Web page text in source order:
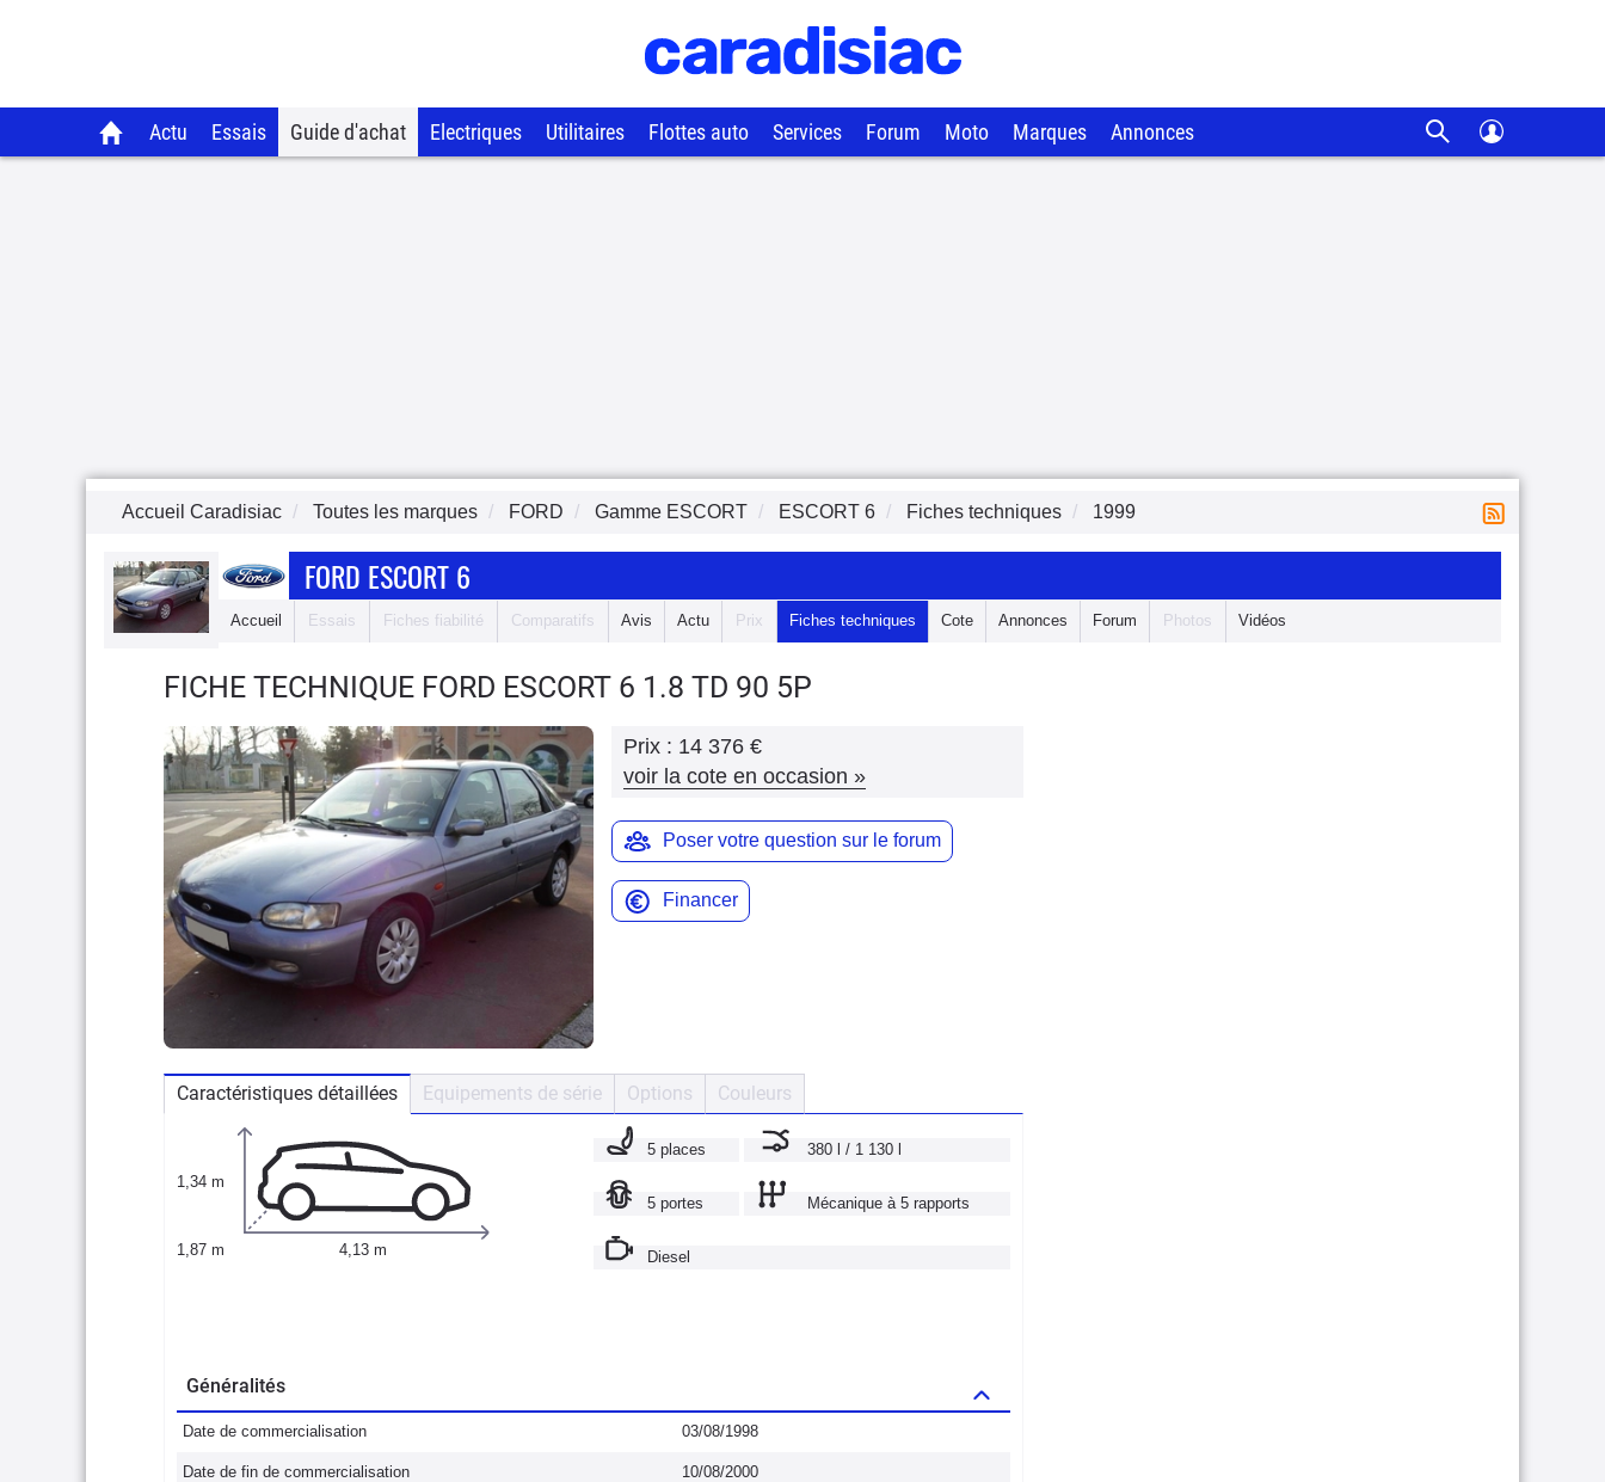
Actu Essais Guide d'achat Electriques Utilitaires Flottes auto Services Forum Moto Marques Annonces
Accueil Caradisiac Toutes les marques FORD Gamme ESCORT ESCORT 6 Fiches techniques 1999
FORD ESCORT 6
Accueil Essais Fiches fiabilité Comparatifs Avis Actu Prix Fiches techniques Cote Annonces Forum Photos Vidéos
FICHE TECHNIQUE FORD ESCORT 6 1.8 TD 90 5P
Prix : 14 376 €
voir la cote en occasion »
Poser votre question sur le forum
Financer
Caractéristiques détaillées Equipements de série Options Couleurs
1,34 m
1,87 m 4,13 m
5 places 380 l / 1 130 l
5 portes Mécanique à 5 rapports
Diesel
Généralités
Date de commercialisation 03/08/1998
Date de fin de commercialisation 10/08/2000